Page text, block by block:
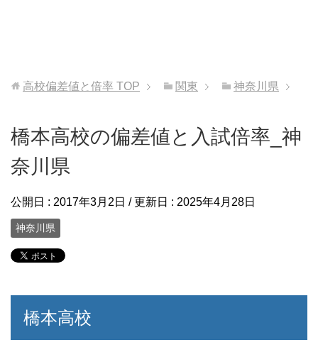
高校偏差値と倍率 TOP 関東 神奈川県
橋本高校の偏差値と入試倍率_神
奈川県
公開日 : 2017年3月2日 / 更新日 : 2025年4月28日
神奈川県
橋本高校